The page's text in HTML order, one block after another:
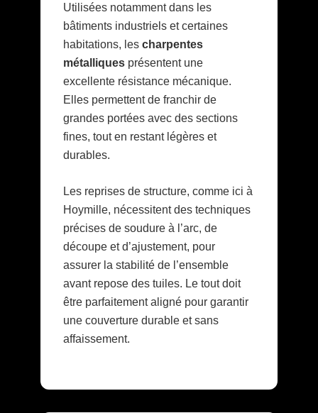
Utilisées notamment dans les
bâtiments industriels et certaines
habitations, les charpentes
métalliquesprésentent une
excellente résistance mécanique.
Elles permettent de franchir de
grandes portées avec des sections
fines, tout en restant légères et
durables.
Les reprises de structure, comme ici à
Hoymille, nécessitent des techniques
précises de soudure à l’arc, de
découpe et d’ajustement, pour
assurer la stabilité de l’ensemble
avant repose des tuiles. Le tout doit
être parfaitement aligné pour garantir
une couverture durable et sans
affaissement.